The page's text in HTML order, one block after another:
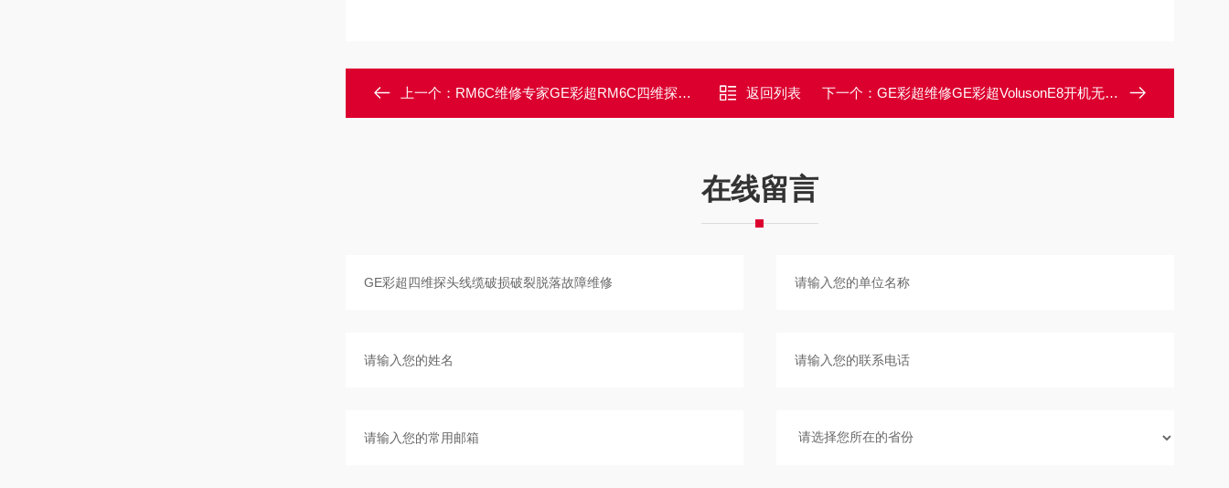
上一个： RM6C维修专家GE彩超RM6C四维探头透镜破损脱落故障维修 返回列表 下一个： GE彩超维修GE彩超VolusonE8开机无法启动常见故障维修
在线留言